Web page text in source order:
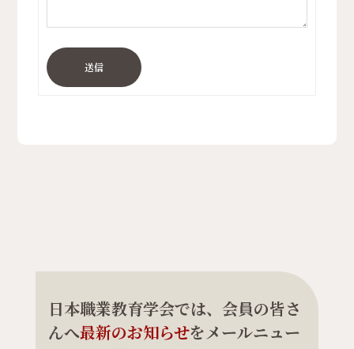
送信
日本職業教育学会では、会員の皆さ
んへ最新のお知らせをメールニュー